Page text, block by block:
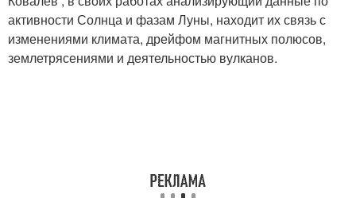
активности Солнца и фазам Луны, находит их связь с
изменениями климата, дрейфом магнитных полюсов,
землетрясениями и деятельностью вулканов.